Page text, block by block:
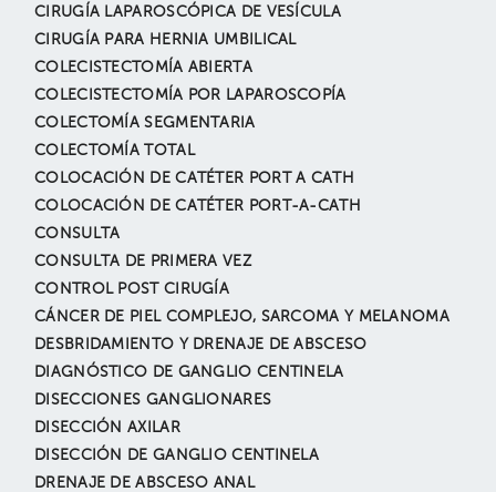
CIRUGÍA LAPAROSCÓPICA DE VESÍCULA
CIRUGÍA PARA HERNIA UMBILICAL
COLECISTECTOMÍA ABIERTA
COLECISTECTOMÍA POR LAPAROSCOPÍA
COLECTOMÍA SEGMENTARIA
COLECTOMÍA TOTAL
COLOCACIÓN DE CATÉTER PORT A CATH
COLOCACIÓN DE CATÉTER PORT-A-CATH
CONSULTA
CONSULTA DE PRIMERA VEZ
CONTROL POST CIRUGÍA
CÁNCER DE PIEL COMPLEJO, SARCOMA Y MELANOMA
DESBRIDAMIENTO Y DRENAJE DE ABSCESO
DIAGNÓSTICO DE GANGLIO CENTINELA
DISECCIONES GANGLIONARES
DISECCIÓN AXILAR
DISECCIÓN DE GANGLIO CENTINELA
DRENAJE DE ABSCESO ANAL